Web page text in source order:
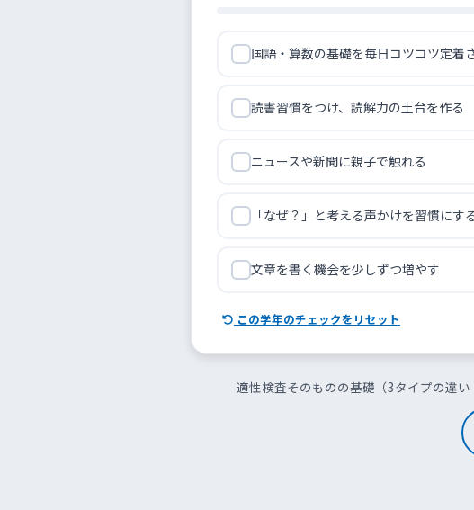
国語・算数の基礎を毎日コツコツ定着
読書習慣をつけ、読解力の土台を作る
ニュースや新聞に親子で触れる
「なぜ？」と考える声かけを習慣にす
文章を書く機会を少しずつ増やす
この学年のチェックをリセット
適性検査そのものの基礎（3タイプの違